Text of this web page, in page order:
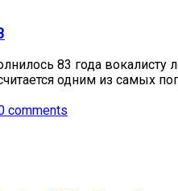
83 года
одним из самых
comments